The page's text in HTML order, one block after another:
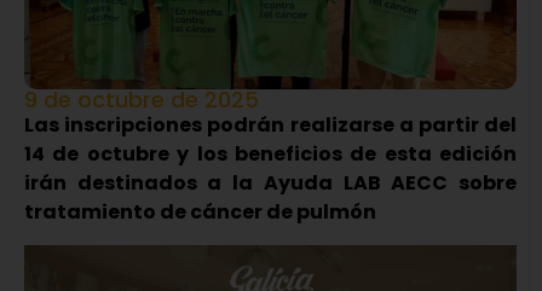
9 de octubre de 2025
Las inscripciones podrán realizarse a partir del
14 de octubre y los beneficios de esta edición
irán destinados a la Ayuda LAB AECC sobre
tratamiento de cáncer de pulmón